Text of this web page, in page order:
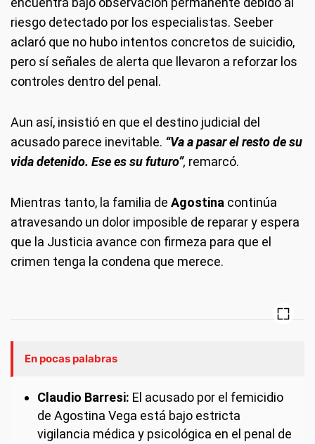
riesgo detectado por los especialistas. Seeber
aclaró que no hubo intentos concretos de suicidio,
pero sí señales de alerta que llevaron a reforzar los
controles dentro del penal.
Aun así, insistió en que el destino judicial del
acusado parece inevitable. “Va a pasar el resto de su
vida detenido. Ese es su futuro”, remarcó.
Mientras tanto, la familia de Agostina continúa
atravesando un dolor imposible de reparar y espera
que la Justicia avance con firmeza para que el
crimen tenga la condena que merece.
En pocas palabras
Claudio Barresi: El acusado por el femicidio
de Agostina Vega está bajo estricta
vigilancia médica y psicológica en el penal de